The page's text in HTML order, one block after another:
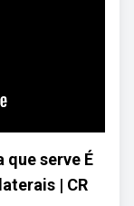
serve É
| CR